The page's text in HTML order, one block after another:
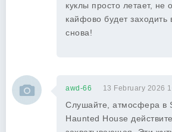
куклы просто летает, не
кайфово будет заходить
снова!
awd-66 13 February 2026
Слушайте, атмосфера в
Haunted House